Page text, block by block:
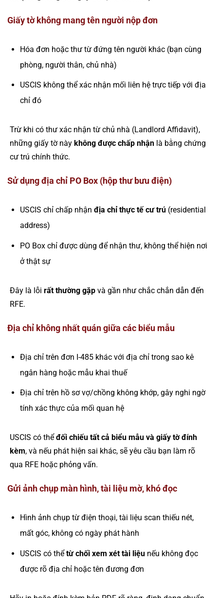
Giấy tờ không mang tên người nộp đơn
Hóa đơn hoặc thư từ đứng tên người khác (bạn cùng
phòng, người thân, chủ nhà)
USCIS không thể xác nhận mối liên hệ trực tiếp với địa
chỉ đó
Trừ khi có thư xác nhận từ chủ nhà (Landlord Affidavit),
những giấy tờ này không được chấp nhận là bằng chứng
cư trú chính thức.
Sử dụng địa chỉ PO Box (hộp thư bưu điện)
USCIS chỉ chấp nhận địa chỉ thực tế cư trú(residential
address)
PO Box chỉ được dùng để nhận thư, không thể hiện nơi
ở thật sự
Đây là lỗi rất thường gặp và gần như chắc chắn dẫn đến
RFE.
Địa chỉ không nhất quán giữa các biểu mẫu
Địa chỉ trên đơn I-485 khác với địa chỉ trong sao kê
ngân hàng hoặc mẫu khai thuế
Địa chỉ trên hồ sơ vợ/chồng không khớp, gây nghi ngờ
tính xác thực của mối quan hệ
USCIS có thể đối chiếu tất cả biểu mẫu và giấy tờ đính
kèm, và nếu phát hiện sai khác, sẽ yêu cầu bạn làm rõ
qua RFE hoặc phỏng vấn.
Gửi ảnh chụp màn hình, tài liệu mờ, khó đọc
Hình ảnh chụp từ điện thoại, tài liệu scan thiếu nét,
mất góc, không có ngày phát hành
USCIS có thểtừ chối xem xét tài liệunếu không đọc
được rõ địa chỉ hoặc tên đương đơn